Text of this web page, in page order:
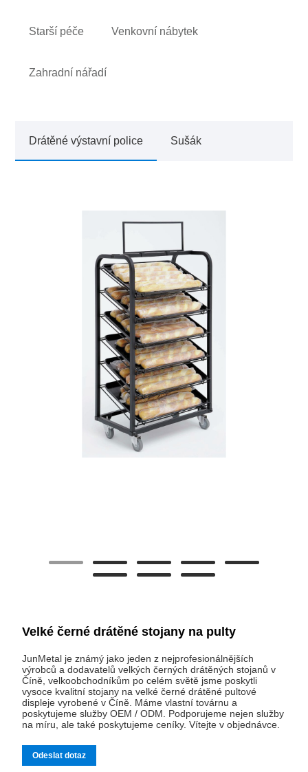
Starší péče Venkovní nábytek
Zahradní nářadí
Drátěné výstavní police Sušák
Velké černé drátěné stojany na pulty
JunMetal je známý jako jeden z nejprofesionálnějších
výrobců a dodavatelů velkých černých drátěných stojanů v
Číně, velkoobchodníkům po celém světě jsme poskytli
vysoce kvalitní stojany na velké černé drátěné pultové
displeje vyrobené v Číně. Máme vlastní továrnu a
poskytujeme služby OEM / ODM. Podporujeme nejen služby
na míru, ale také poskytujeme ceníky. Vítejte v objednávce.
Odeslat dotaz